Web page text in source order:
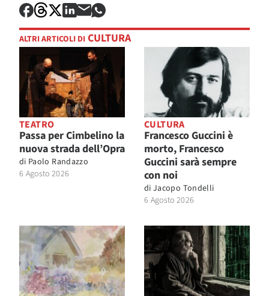
ALTRI ARTICOLI DI CULTURA
TEATRO
Passa per Cimbelino la
nuova strada dell’Opra
di Paolo Randazzo
6 Agosto 2026
CULTURA
Francesco Guccini è
morto, Francesco
Guccini sarà sempre
con noi
di Jacopo Tondelli
6 Agosto 2026